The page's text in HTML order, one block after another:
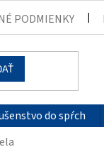
PODMIENKY
do spŕch